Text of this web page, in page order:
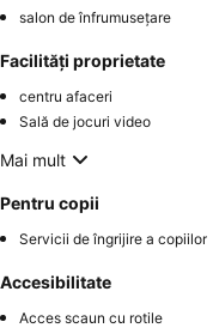
salon de înfrumusețare
Facilități proprietate
centru afaceri
Sală de jocuri video
Mai mult
Pentru copii
Servicii de îngrijire a copiilor
Accesibilitate
Acces scaun cu rotile